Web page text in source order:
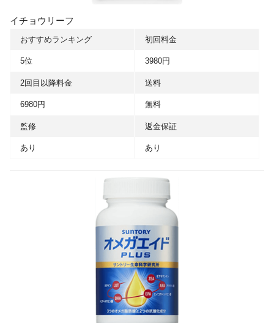
イチョウリーフ
おすすめランキング
5位
初回料金
3980円
2回目以降料金
6980円
送料
無料
監修
あり
返金保証
あり